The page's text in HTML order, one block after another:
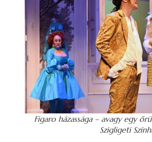
Figaro házassága – avagy egy
Szigligeti